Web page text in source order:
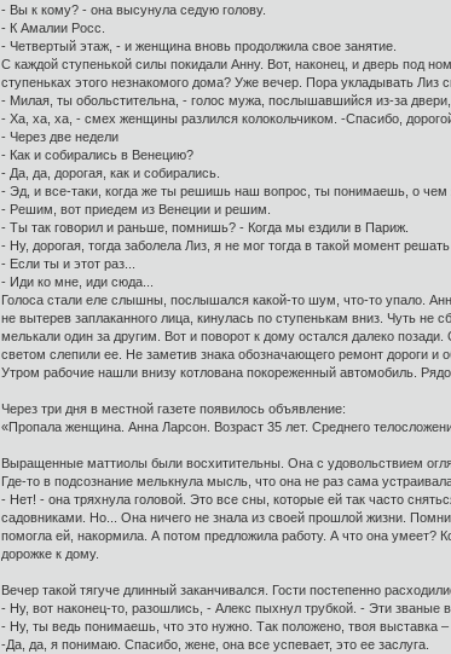
- Вы к кому? - она высунула седую голову.
- К Амалии Росс.
- Четвертый этаж, - и женщина вновь продолжила свое занятие.
С каждой ступенькой силы покидали Анну. Вот, наконец, и дверь под
ступеньках этого незнакомого дома? Уже вечер. Пора укладывать Лиз
- Милая, ты обольстительна, - голос мужа, послышавшийся из-за двери,
- Ха, ха, ха, - смех женщины разлился колокольчиком. -Спасибо,
- Через две недели
- Как и собирались в Венецию?
- Да, да, дорогая, как и собирались.
- Эд, и все-таки, когда же ты решишь наш вопрос, ты понимаешь, о чем
- Решим, вот приедем из Венеции и решим.
- Ты так говорил и раньше, помнишь? - Когда мы ездили в Париж.
- Ну, дорогая, тогда заболела Лиз, я не мог тогда в такой момент
- Если ты и этот раз...
- Иди ко мне, иди сюда...
Голоса стали еле слышны, послышался какой-то шум, что-то упало.
не вытерев заплаканного лица, кинулась по ступенькам вниз. Чуть
мелькали один за другим. Вот и поворот к дому остался далеко
светом слепили ее. Не заметив знака обозначающего ремонт дороги
Утром рабочие нашли внизу котлована покореженный автомобиль.
Через три дня в местной газете появилось объявление:
«Пропала женщина. Анна Ларсон. Возраст 35 лет. Среднего
Выращенные маттиолы были восхитительны. Она с удовольствием
Где-то в подсознание мелькнула мысль, что она не раз сама
- Нет! - она тряхнула головой. Это все сны, которые ей так часто
садовниками. Но... Она ничего не знала из своей прошлой жизни.
помогла ей, накормила. А потом предложила работу. А что она умеет?
дорожке к дому.
Вечер такой тягуче длинный заканчивался. Гости постепенно
- Ну, вот наконец-то, разошлись, - Алекс пыхнул трубкой. - Эти
- Ну, ты ведь понимаешь, что это нужно. Так положено, твоя выставка
-Да, да, я понимаю. Спасибо, жене, она все успевает, это ее заслуга.